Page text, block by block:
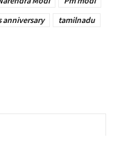
anniversary
tamilnadu